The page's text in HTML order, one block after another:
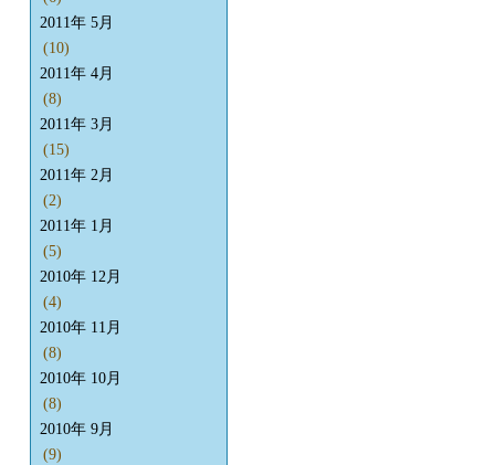
2011年 5月
(10)
2011年 4月
(8)
2011年 3月
(15)
2011年 2月
(2)
2011年 1月
(5)
2010年 12月
(4)
2010年 11月
(8)
2010年 10月
(8)
2010年 9月
(9)